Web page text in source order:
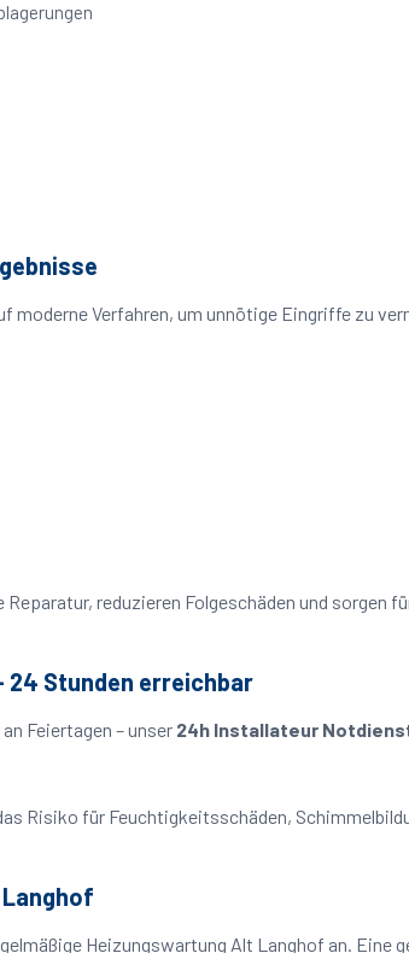
Verfahren, um unnötige Eingriffe zu
reduzieren Folgeschäden und sorgen
Stunden erreichbar
Feiertagen – unser 24h Installateur
Risiko für Feuchtigkeitsschäden,
Heizungswartung Alt Langhof an.